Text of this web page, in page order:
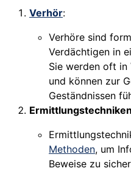
Verhör:
Verhöre sind
Verdächtigen in
Sie werden oft in
und können zur
Geständnissen
Ermittlungstechniken
Methoden, um
Beweise zu